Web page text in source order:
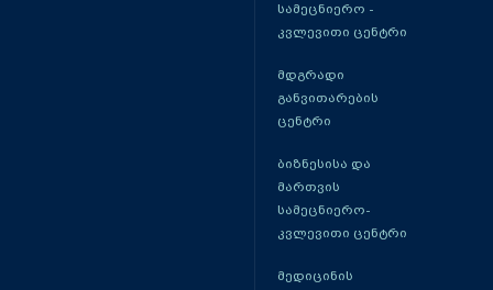
სამეცნიერო -
კვლევითი ცენტრი
მდგრადი
განვითარების
ცენტრი
ბიზნესისა და
მართვის
სამეცნიერო-
კვლევითი ცენტრი
მედიცინის